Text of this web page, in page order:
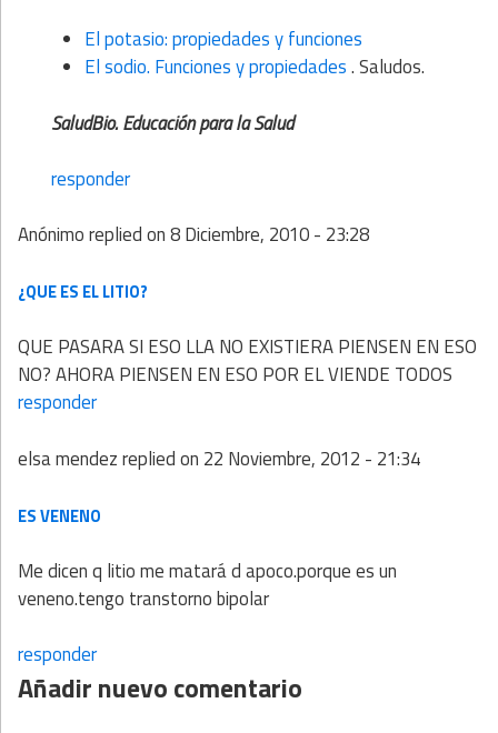
El potasio: propiedades y funciones
El sodio. Funciones y propiedades. Saludos.
SaludBio. Educación para la Salud
responder
Anónimoreplied on8 Diciembre, 2010 - 23:28
¿QUE ES EL LITIO?
QUE PASARA SI ESO LLA NO EXISTIERA PIENSEN EN ESO
NO? AHORA PIENSEN EN ESO POR EL VIENDE TODOS
responder
elsa mendezreplied on 22 Noviembre, 2012 - 21:34
ES VENENO
Me dicen q litio me matará d apoco.porque es un
veneno.tengo transtorno bipolar
responder
Añadir nuevo comentario